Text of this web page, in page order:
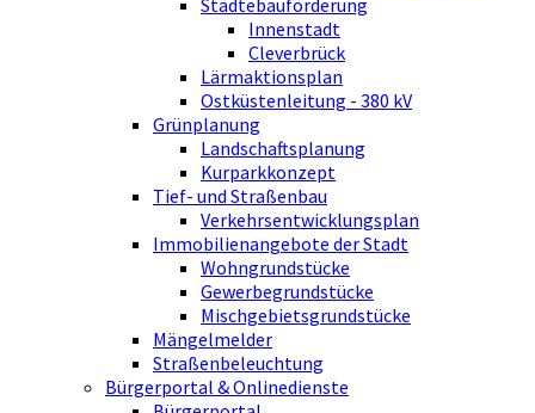
Innenstadt
Cleverbrück
Lärmaktionsplan
Ostküstenleitung - 380 kV
Grünplanung
Landschaftsplanung
Kurparkkonzept
Tief- und Straßenbau
Verkehrsentwicklungsplan
Immobilienangebote der Stadt
Wohngrundstücke
Gewerbegrundstücke
Mischgebietsgrundstücke
Mängelmelder
Straßenbeleuchtung
Bürgerportal & Onlinedienste